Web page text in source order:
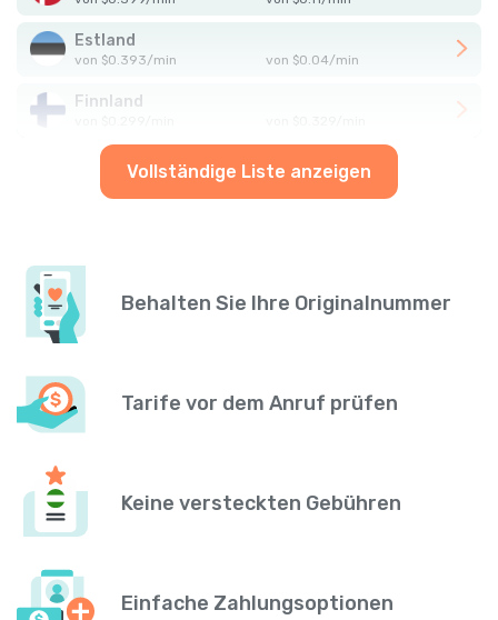
Estland
von $0.393/min von $0.04/min
Finnland
Vollständige Liste anzeigen
Behalten Sie Ihre Originalnummer
Tarife vor dem Anruf prüfen
Keine versteckten Gebühren
Einfache Zahlungsoptionen